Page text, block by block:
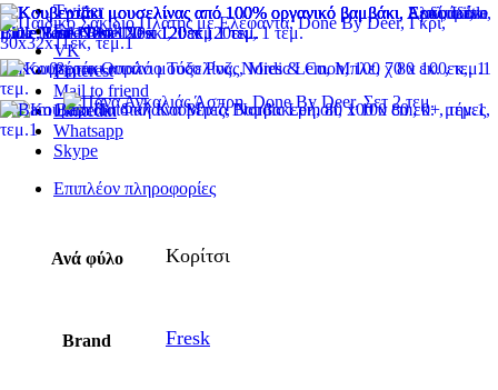
Twitter
Facebook
VK
Pinterest
Mail to friend
Linkedin
Whatsapp
Skype
Επιπλέον πληροφορίες
Ανά φύλο Κορίτσι
Brand Fresk